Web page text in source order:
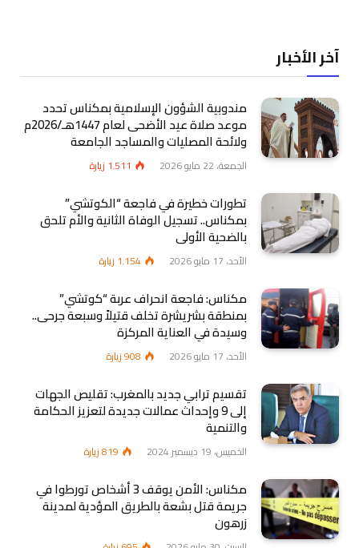
آخر الأخبار
مندوبية الشؤون الإسلامية بمكناس تحدد
موعد صلاة عيد الأضحى لعام 1447هـ/2026م
ولائحة المصليات والمساجد الجامعة
الجمعة، 22 مايو 2026 1٬511 زيارة
تطورات خطيرة في فاجعة “الكوتشي”
بمكناس.. تسجيل الوفاة الثانية والأم تلحق
بالضحية الأولى
الأحد، 17 مايو 2026 1٬154 زيارة
مكناس: فاجعة انحراف عربة “كوتشي”
بمنطقة بشريشرة تخلف قتيلاً وسبعة جرحى..
وسيدة في العناية المركزة
الأحد، 17 مايو 2026 908زيارة
تقسيم ترابي جديد بالمغرب: تقليص الجهات
إلى 9 وإحداث عمالات جديدة لتعزيز الحكامة
والتنمية
الخميس، 19 ديسمبر 2024 819زيارة
مكناس: الأمن يوقف 3 أشخاص تورطوا في
جريمة قتل بشعة بالطريق المؤدية لمدينة
زرهون